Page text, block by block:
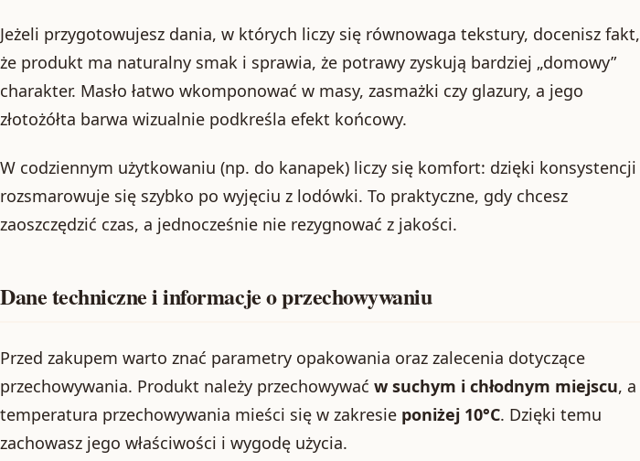
Jeżeli przygotowujesz dania, w których liczy się równowaga tekstury, docenisz fakt,
że produkt ma naturalny smak i sprawia, że potrawy zyskują bardziej „domowy”
charakter. Masło łatwo wkomponować w masy, zasmażki czy glazury, a jego
złotożółta barwa wizualnie podkreśla efekt końcowy.
W codziennym użytkowaniu (np. do kanapek) liczy się komfort: dzięki konsystencji
rozsmarowuje się szybko po wyjęciu z lodówki. To praktyczne, gdy chcesz
zaoszczędzić czas, a jednocześnie nie rezygnować z jakości.
Dane techniczne i informacje o przechowywaniu
Przed zakupem warto znać parametry opakowania oraz zalecenia dotyczące
przechowywania. Produkt należy przechowywać w suchym i chłodnym miejscu, a
temperatura przechowywania mieści się w zakresie poniżej 10°C. Dzięki temu
zachowasz jego właściwości i wygodę użycia.